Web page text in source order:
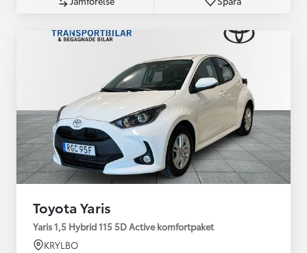
Toyota Yaris
Yaris 1,5 Hybrid 115 5D Active komfortpaket
KRYLBO